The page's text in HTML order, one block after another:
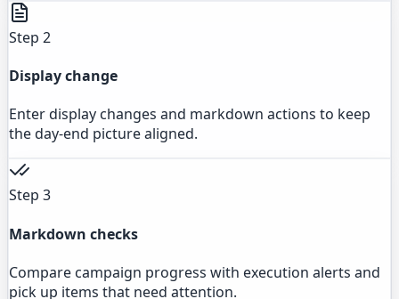
Step 2
Display change
Enter display changes and markdown actions to keep
the day-end picture aligned.
Step 3
Markdown checks
Compare campaign progress with execution alerts and
pick up items that need attention.